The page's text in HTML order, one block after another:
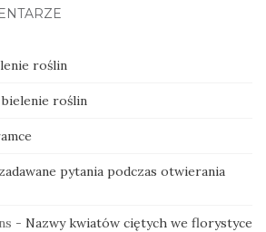
roślin
roślin
pytania podczas otwierania
- Nazwy kwiatów ciętych we florystyce